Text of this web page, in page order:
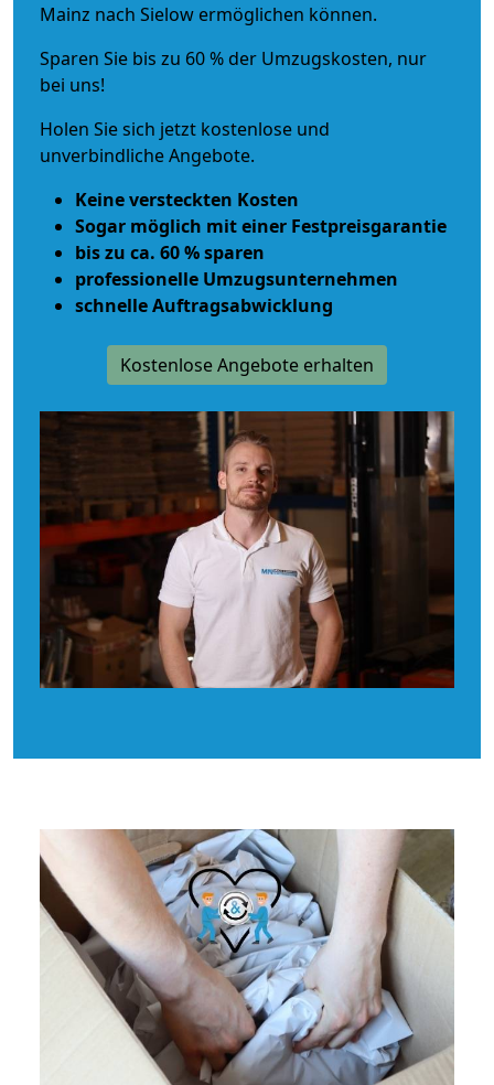
Mainz nach Sielow ermöglichen können.
Sparen Sie bis zu 60 % der Umzugskosten, nur
bei uns!
Holen Sie sich jetzt kostenlose und
unverbindliche Angebote.
Keine versteckten Kosten
Sogar möglich mit einer Festpreisgarantie
bis zu ca. 60 % sparen
professionelle Umzugsunternehmen
schnelle Auftragsabwicklung
Kostenlose Angebote erhalten